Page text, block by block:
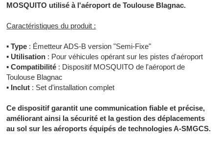
MOSQUITO utilisé à l'aéroport de Toulouse Blagnac.
Caractéristiques du produit :
▪ Type : Émetteur ADS-B version "Semi-Fixe"
▪ Utilisation : Pour véhicules opérant sur les pistes d'aéroport
▪ Compatibilité : Dispositif MOSQUITO de l'aéroport de
Toulouse Blagnac
▪ Inclut : Set d'installation complet
Ce dispositif garantit une communication fiable et précise,
améliorant ainsi la sécurité et la gestion des déplacements
au sol sur les aéroports équipés de technologies A-SMGCS.